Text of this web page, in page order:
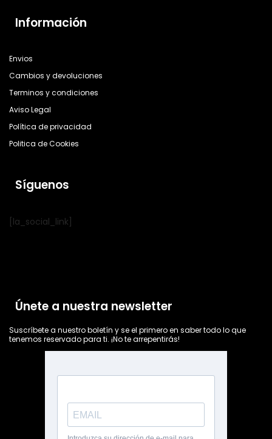
Información
Envios
Cambios y devoluciones
Terminos y condiciones
Aviso Legal
Política de privacidad
Politica de Cookies
Síguenos
[la_social_link]
Únete a nuestra newsletter
Suscríbete a nuestro boletín y se el primero en saber todo lo que
tenemos reservado para ti. ¡No te arrepentirás!